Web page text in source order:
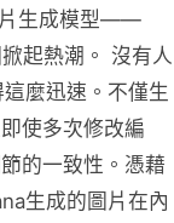
片生成模型——
起熱潮。 沒有人
麼迅速。不僅生
使多次修改編
的一致性。憑藉
生成的圖片在內